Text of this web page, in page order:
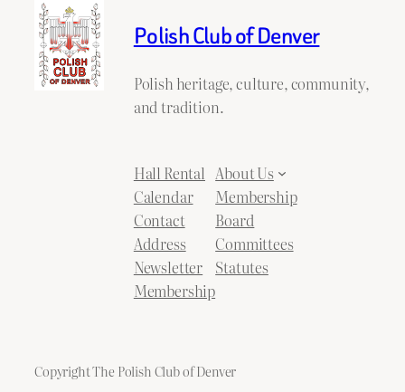
Polish Club of Denver
Polish heritage, culture, community,
and tradition.
Hall Rental
Calendar
Contact
Address
Newsletter
Membership
About Us
Membership
Board
Committees
Statutes
Copyright The Polish Club of Denver